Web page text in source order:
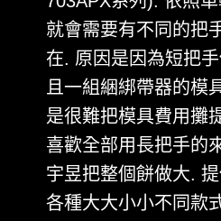
就會需要有不同的把
在. 原因是因為短把
且一組綑綁帶器的模
是很難把模具費用攤
喜歡全部用長把手的
宇昱把整個餅做大.
各種大大小小不同款